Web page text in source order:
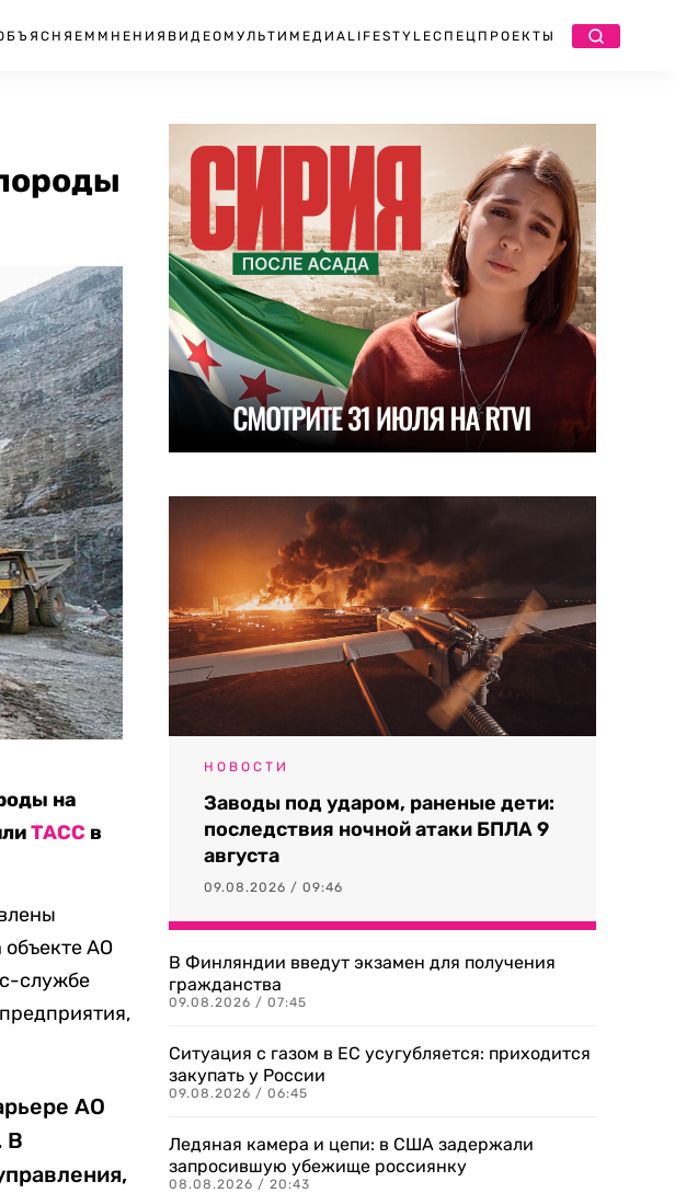
МНЕНИЯ ВИДЕО МУЛЬТИМЕДИА LIFESTYLEСПЕЦПРОЕКТЫ
на
ТАСС в
объекте АО
службе
АО
В
НОВОСТИ
Заводы под ударом, раненые дети:
последствия ночной атаки БПЛА 9
августа
09.08.2026 / 09:46
В Финляндии введут экзамен для получения
гражданства
09.08.2026 / 07:45
Ситуация с газом в ЕС усугубляется: приходится
закупать у России
09.08.2026 / 06:45
Ледяная камера и цепи: в США задержали
запросившую убежище россиянку
08.08.2026 / 20:43